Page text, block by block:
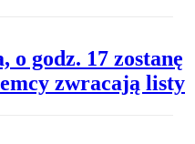
o godz. 17 zostanę
zwracają listy